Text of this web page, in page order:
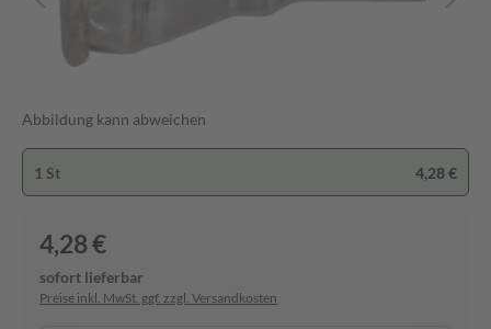
Abbildung kann abweichen
1 St 4,28 €
4,28 €
sofort lieferbar
Preise inkl. MwSt. ggf. zzgl. Versandkosten